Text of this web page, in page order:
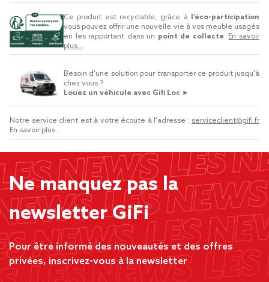
Ce produit est recyclable, grâce à
l’éco-participation
vous pouvez offrir une nouvelle vie à vos meuble usagés
en les rapportant dans un point de collecte. En savoir
plus....
Besoin d'une solution pour transporter ce produit jusqu'à
chez vous ?
Louez un véhicule avec Gifi Loc ►
Notre service client est à votre écoute à l'adresse : serviceclient@gifi.fr
En savoir plus...
Ne manquez pas la
newsletter GiFi
Pour être informé des nouveautés et des offres
privées, inscrivez-vous à la newsletter